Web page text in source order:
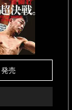
発売